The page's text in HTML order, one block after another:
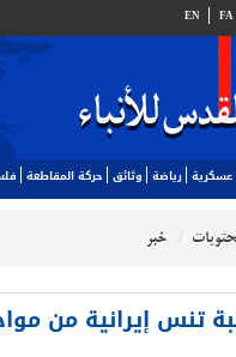
FA
EN
رياضة وثائق حركة المقاطعة
خبر
تنس إيرانية من